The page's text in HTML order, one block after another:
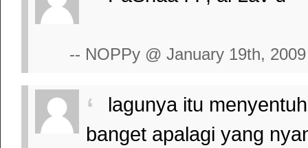
-- NOPPy @ January 19th, 2009
lagunya itu
banget apalagi yang